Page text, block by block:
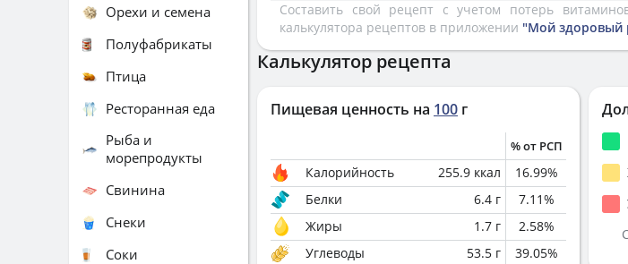
Составить свой рецепт с учетом потерь
калькулятора рецептов в приложении "Мой здоровый
Калькулятор рецепта
Пищевая ценность на 100 г
% от РСП
Калорийность 255.9 ккал 16.99%
Белки
6.4 г 7.11%
Жиры
1.7 г 2.58%
Углеводы
53.5 г 39.05%
Орехи и семена
Полуфабрикаты
Птица
Ресторанная еда
Рыба и
морепродукты
Свинина
Снеки
Соки